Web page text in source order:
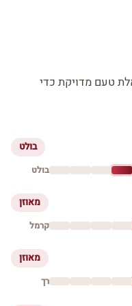
טעם מדויקת כדי
בולט
בולט
מאוזן
קרמל
מאוזן
רך